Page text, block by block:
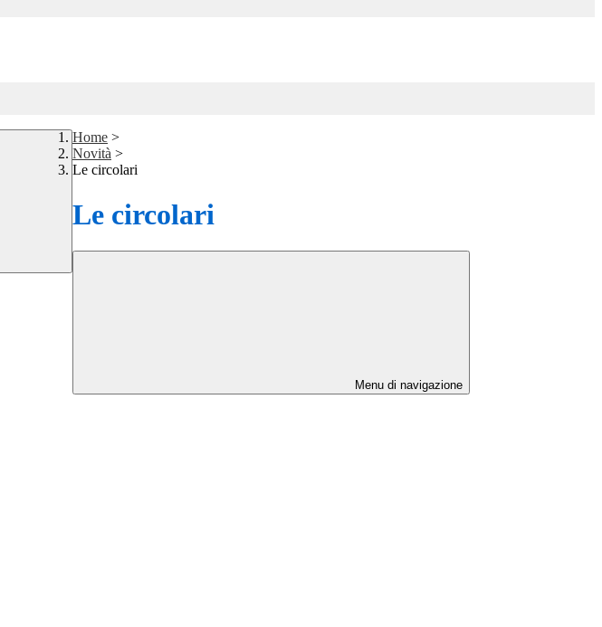
Home >
Novità >
Le circolari
Le circolari
Menu di navigazione